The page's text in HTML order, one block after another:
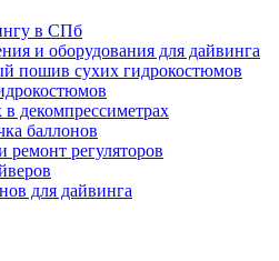
в СПб
и оборудования для дайвинга
пошив сухих гидрокостюмов
в декомпрессиметрах
баллонов
регуляторов
для дайвинга